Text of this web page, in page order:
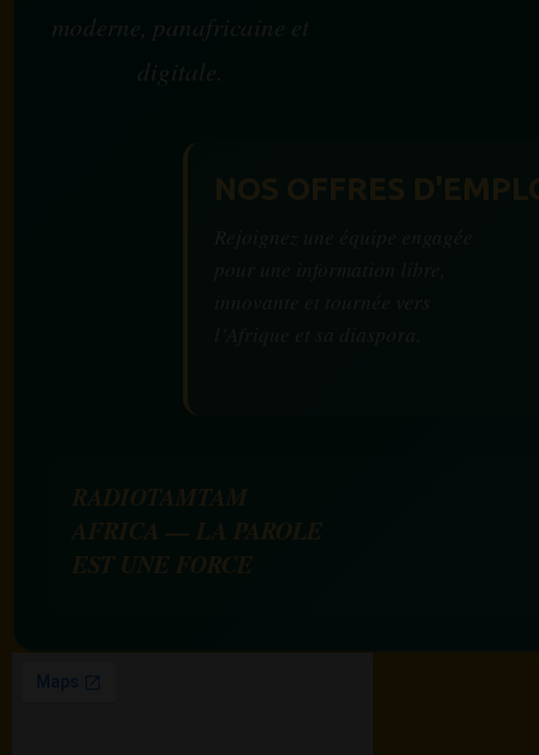
moderne, panafricaine et
digitale.